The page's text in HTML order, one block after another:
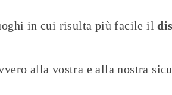
in cui risulta più facile il
alla vostra e alla nostra